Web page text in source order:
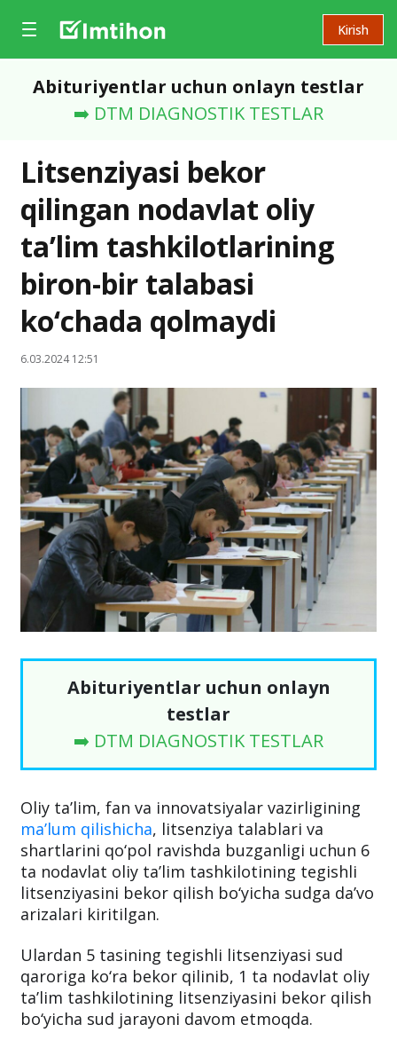
Kirish
Abituriyentlar uchun onlayn testlar
➡️ DTM DIAGNOSTIK TESTLAR
Litsenziyasi bekor
qilingan nodavlat oliy
ta’lim tashkilotlarining
biron-bir talabasi
ko‘chada qolmaydi
6.03.2024 12:51
Abituriyentlar uchun onlayn
testlar
➡️ DTM DIAGNOSTIK TESTLAR
Oliy ta’lim, fan va innovatsiyalar vazirligining
ma’lum qilishicha, litsenziya talablari va
shartlarini qo‘pol ravishda buzganligi uchun 6
ta nodavlat oliy ta’lim tashkilotining tegishli
litsenziyasini bekor qilish bo‘yicha sudga da’vo
arizalari kiritilgan.
Ulardan 5 tasining tegishli litsenziyasi sud
qaroriga ko‘ra bekor qilinib, 1 ta nodavlat oliy
ta’lim tashkilotining litsenziyasini bekor qilish
bo‘yicha sud jarayoni davom etmoqda.